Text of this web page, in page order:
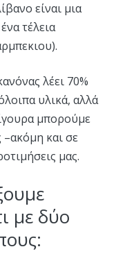
είναι μια
τέλεια
λέει 70%
υλικά, αλλά
μπορούμε
–ακόμη και σε
μας.
με δύο